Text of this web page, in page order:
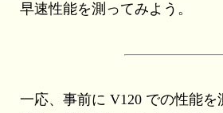
早速性能を測ってみよう。
一応、事前に V120 での性能を